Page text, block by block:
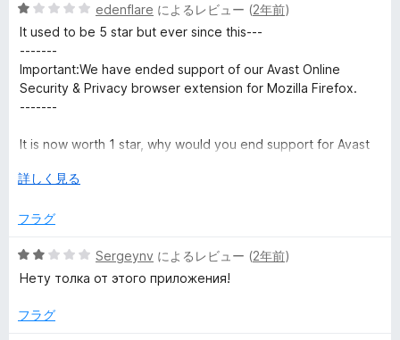
5
の
評
価
5
段
中
1
価
edenflare によるレビュー (2年前)
It used to be 5 star but ever since this---
-------
Important:We have ended support of our Avast Online
Security & Privacy browser extension for Mozilla Firefox.
-------
It is now worth 1 star, why would you end support for Avast
good in the 1990's, it's moves like this that destroy it's
広
て
詳しく見る
フラグ
5
段
中
Sergeynv によるレビュー (2年前)
Нету толка от этого приложения!
フラグ